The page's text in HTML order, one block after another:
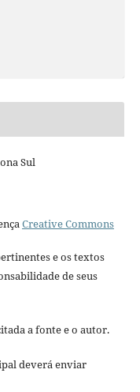
Sul
Creative Commons
e os textos
de seus
a fonte e o autor.
deverá enviar